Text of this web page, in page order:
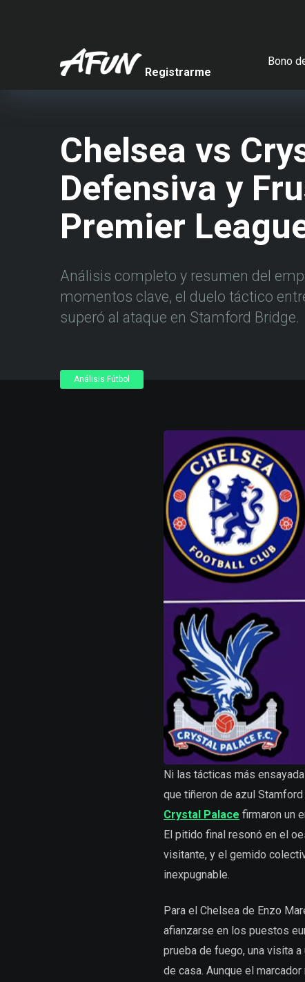
Registrarme
Bono
Chelsea vs
Defensiva y
Premier
Análisis completo y resumen del
momentos clave, el duelo táctico
superó al ataque en Stamford Bridge.
Análisis Fútbol
Ni las tácticas más
que tiñeron de azul
Crystal Palace firmaron un
El pitido final resonó en el
visitante, y el gemido
inexpugnable.
Para el Chelsea de Enzo
afianzarse en los puestos
prueba de fuego, una visita
de casa. Aunque el